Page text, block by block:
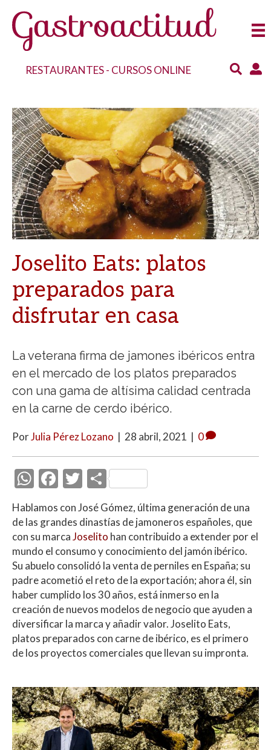
RESTAURANTES- CURSOS ONLINE
Joselito Eats: platos
preparados para
disfrutar en casa
La veterana firma de jamones ibéricos entra
en el mercado de los platos preparados
con una gama de altísima calidad centrada
en la carne de cerdo ibérico.
PorJulia Pérez Lozano | 28 abril, 2021 | 0
W
at
s
A
p
p
F
e
b
o
o
k
T
w
itt
er
C
o
m
p
ar
ti
r
Hablamos con José Gómez, última generación de una
de las grandes dinastías de jamoneros españoles, que
con su marcaJoselito han contribuido a extender por el
mundo el consumo y conocimiento del jamón ibérico.
Su abuelo consolidó la venta de perniles en España; su
padre acometió el reto de la exportación; ahora él, sin
haber cumplido los 30 años, está inmerso en la
creación de nuevos modelos de negocio que ayuden a
diversificar la marca y añadir valor. Joselito Eats,
platos preparados con carne de ibérico, es el primero
de los proyectos comerciales que llevan su impronta.